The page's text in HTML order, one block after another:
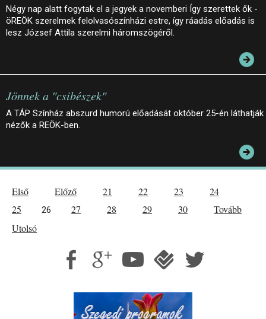
Négy nap alatt fogytak el a jegyek a novemberi Így szerettek ők -
öREÖK szerelmek felolvasószínházi estre, így ráadás előadás is
lesz József Attila szerelmi háromszögéről.
Jönnek a "csibészek"
A TÁP Színház abszurd humorú előadását október 25-én láthatják
nézők a REÖK-ben.
Első Előző 21 22 23
24
25
26 27 28 29 30
Tovább
Utolsó